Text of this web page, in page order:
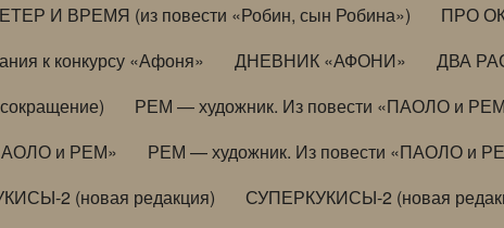
И ВРЕМЯ (из повести «Робин, сын Робина»)
ПРО
к конкурсу «Афоня» ДНЕВНИК «АФОНИ» ДВА
РЕМ — художник. Из повести «ПАОЛО и
и РЕМ»
РЕМ — художник. Из повести «ПАОЛО и
2 (новая редакция) СУПЕРКУКИСЫ-2 (новая